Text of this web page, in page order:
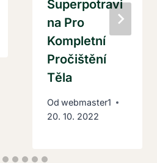
Superpotravi
Na Pro
Kompletní
Pročištění
Těla
Od webmaster1
20. 10. 2022